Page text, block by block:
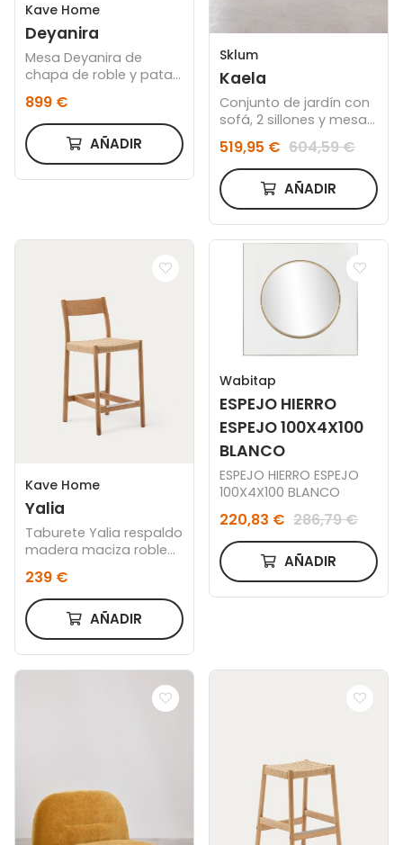
Kave Home
Deyanira
Mesa Deyanira de
chapa de roble y patas
roble 220 x 110 cm
899 €
AÑADIR
Sklum
Kaela
Conjunto de jardín con
sofá, 2 sillones y mesa
de centro en madera
de acacia Kaela
519,95 € 604,59 €
AÑADIR
Kave Home
Yalia
Taburete Yalia respaldo
madera maciza roble
asiento cuerda 65cm
FSC 100%
239 €
AÑADIR
Wabitap
ESPEJO HIERRO
ESPEJO 100X4X100
BLANCO
ESPEJO HIERRO ESPEJO
100X4X100 BLANCO
220,83 € 286,79 €
AÑADIR